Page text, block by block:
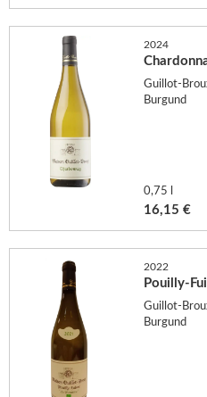
2024
Guillot-
Burgund
0,75 l
16,15 €
2022
Pouilly-
Guillot-
Burgund